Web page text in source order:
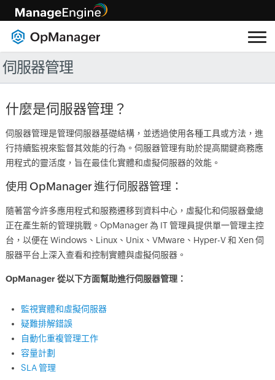
伺服器管理
什麼是伺服器管理？
伺服器管理是管理伺服器基礎結構，並透過使用各種工具或方法，進
行持續監視來監督其效能的行為。伺服器管理有助於提高關鍵商務應
用程式的靈活度，旨在最佳化實體和虛擬伺服器的效能。
使用 OpManager 進行伺服器管理：
隨著當今許多應用程式和服務遷移到資料中心，虛擬化和伺服器彙總
正在產生新的管理挑戰。OpManager 為 IT 管理員提供單一管理主控
台，以便在 Windows、Linux、Unix、VMware、Hyper-V 和 Xen 伺
服器平台上深入查看和控制實體與虛擬伺服器。
OpManager 從以下方面幫助進行伺服器管理：
監視實體和虛擬伺服器
疑難排解錯誤
自動化重複管理工作
容量計劃
SLA 管理